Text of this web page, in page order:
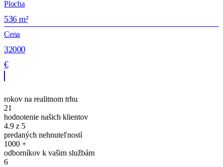
Plocha
536 m²
Cena
32000
€
rokov na realitnom trhu
21
hodnotenie našich klientov
4.9 z 5
predaných nehnuteľností
1000 +
odborníkov k vašim službám
6